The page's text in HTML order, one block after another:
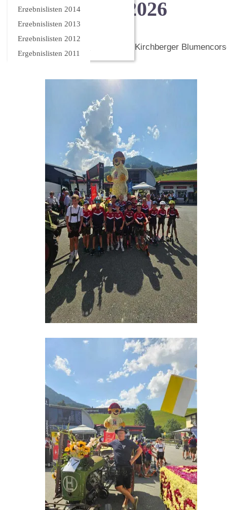
Ergebnislisten 2014
Ergebnislisten 2013
Ergebnislisten 2012
Ergebnislisten 2011
Blumencorso 2026
Zum zweiten Mal nehmen wir am Kirchberger